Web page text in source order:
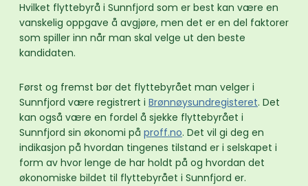
Hvilket flyttebyrå i Sunnfjord som er best kan være en
vanskelig oppgave å avgjøre, men det er en del faktorer
som spiller inn når man skal velge ut den beste
kandidaten.
Først og fremst bør det flyttebyrået man velger i
Sunnfjord være registrert i Brønnøysundregisteret. Det
kan også være en fordel å sjekke flyttebyrået i
Sunnfjord sin økonomi på proff.no. Det vil gi deg en
indikasjon på hvordan tingenes tilstand er i selskapet i
form av hvor lenge de har holdt på og hvordan det
økonomiske bildet til flyttebyrået i Sunnfjord er.